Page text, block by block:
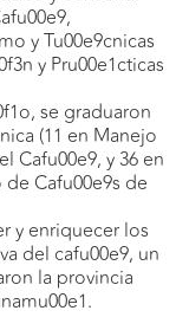
y Tu00e9cnicas
y Pru00e1cticas
se graduaron
(11 en Manejo
Cafu00e9, y 36 en
Cafu00e9s de
y enriquecer los
del cafu00e9, un
la provincia